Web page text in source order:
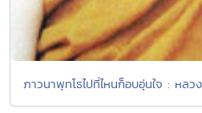
ภาวนาพุทโธไปที่ไหนก็อบอุ่นใจ : หล